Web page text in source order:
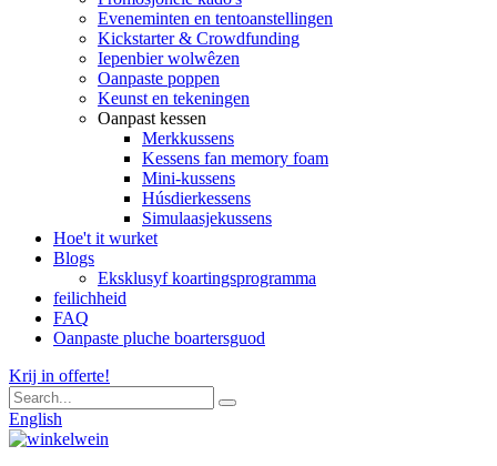
Eveneminten en tentoanstellingen
Kickstarter & Crowdfunding
Iepenbier wolwêzen
Oanpaste poppen
Keunst en tekeningen
Oanpast kessen
Merkkussens
Kessens fan memory foam
Mini-kussens
Húsdierkessens
Simulaasjekussens
Hoe't it wurket
Blogs
Eksklusyf koartingsprogramma
feilichheid
FAQ
Oanpaste pluche boartersguod
Krij in offerte!
English